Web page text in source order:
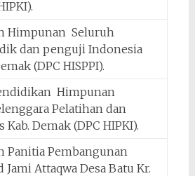
Himpunan Seluruh
dan penguji Indonesia
(DPC HISPPI).
Himpunan
Pelatihan dan
Kab. Demak (DPC HIPKI).
Panitia Pembangunan
Jami Attaqwa Desa Batu Kr.